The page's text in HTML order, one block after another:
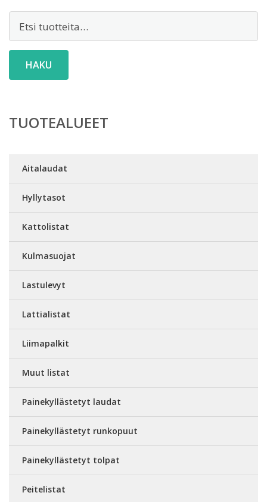
HAKU
TUOTEALUEET
Aitalaudat
Hyllytasot
Kattolistat
Kulmasuojat
Lastulevyt
Lattialistat
Liimapalkit
Muut listat
Painekyllästetyt laudat
Painekyllästetyt runkopuut
Painekyllästetyt tolpat
Peitelistat